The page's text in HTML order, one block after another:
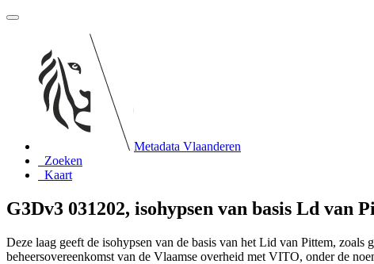
Metadata Vlaanderen
Zoeken
Kaart
G3Dv3 031202, isohypsen van basis Ld van
Deze laag geeft de isohypsen van de basis van het Lid van Pittem,
beheersovereenkomst van de Vlaamse overheid met VITO, onder de